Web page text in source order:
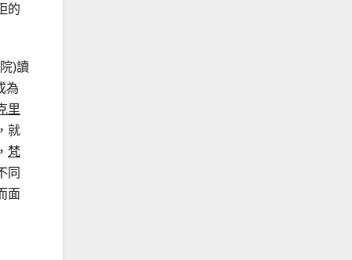
的
)讀
為
里
就
梵
同
面